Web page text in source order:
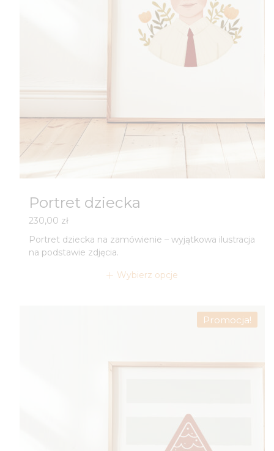
Portret dziecka
230,00 zł
Portret dziecka na zamówienie – wyjątkowa ilustracja
na podstawie zdjęcia.
Wybierz opcje
Promocja!